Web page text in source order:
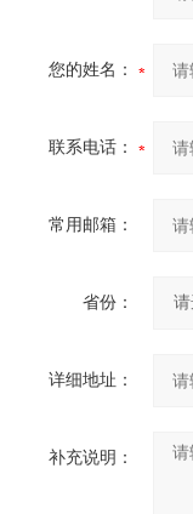
您的姓名：
联系电话：
常用邮箱：
省份：
详细地址：
补充说明：